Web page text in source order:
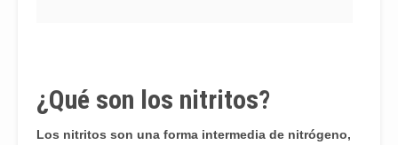
¿Qué son los nitritos?
Los nitritos son una forma intermedia de nitrógeno,